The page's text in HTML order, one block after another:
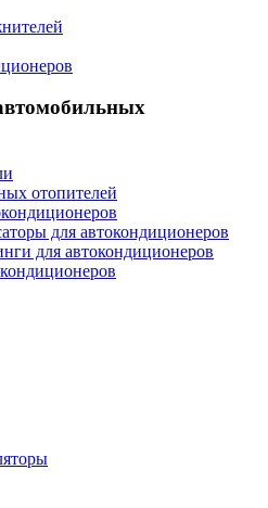
отопителей
для автокондиционеров
для автокондиционеров